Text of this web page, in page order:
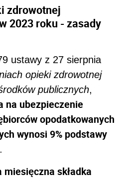
zdrowotnej
2023 roku - zasady
ustawy z 27 sierpnia
opieki zdrowotnej
publicznych,
na ubezpieczenie
opodatkowanych
wynosi 9% podstawy
składka